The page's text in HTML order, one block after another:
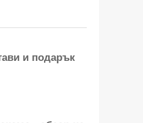
и подарък